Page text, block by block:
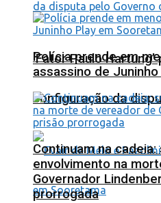
‘Fator Paulo
configuração da
Polícia prende em
assassino de
Continuam na
envolvimento na
Governador
prorrogada